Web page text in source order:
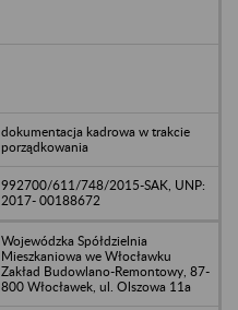
dokumentacja kadrowa w trakcie
porządkowania
992700/611/748/2015-SAK, UNP:
2017- 00188672
Wojewódzka Spółdzielnia
Mieszkaniowa we Włocławku
Zakład Budowlano-Remontowy, 87-
800 Włocławek, ul. Olszowa 11a